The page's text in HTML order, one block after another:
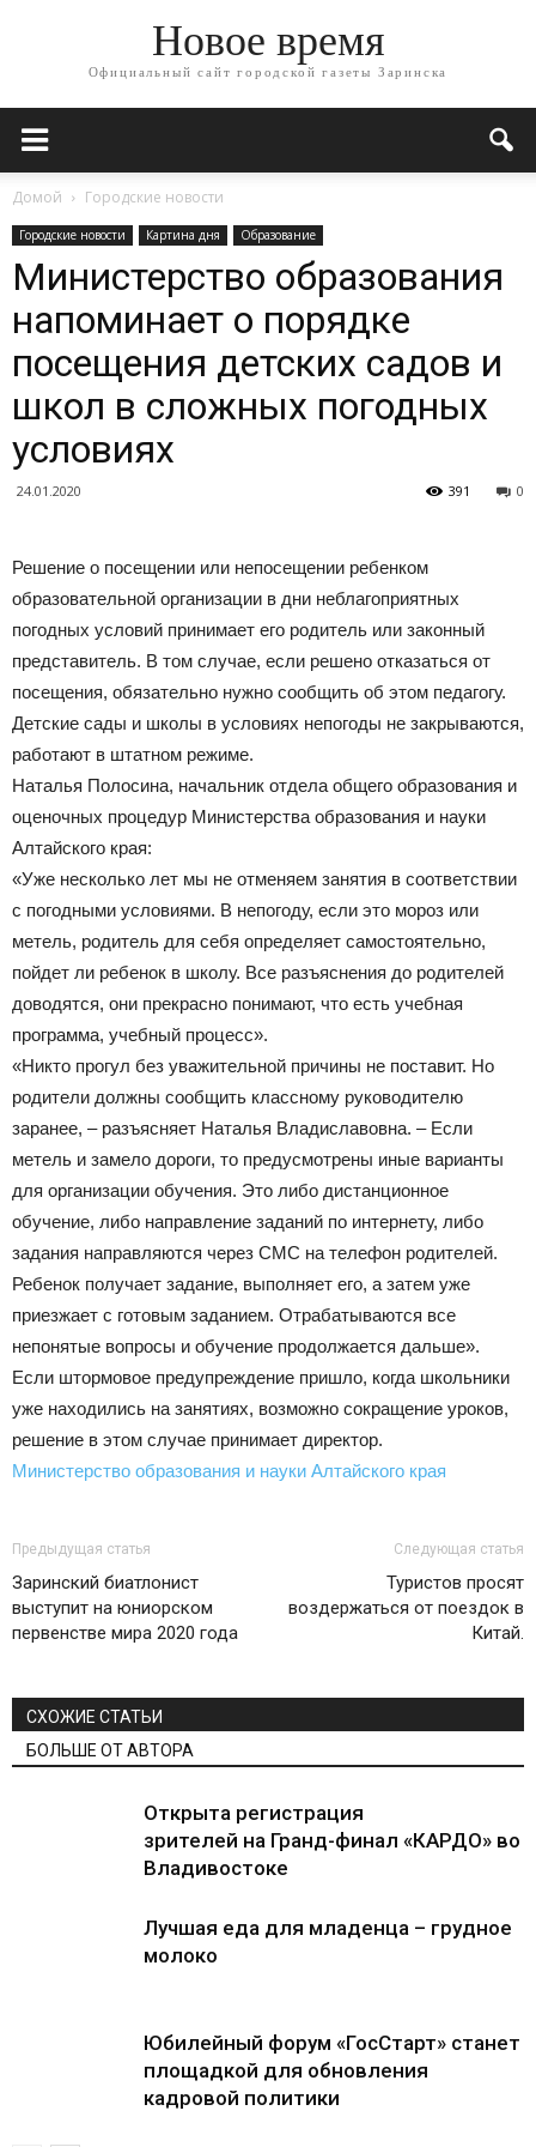
Новое время
Официальный сайт городской газеты Заринска
Домой Городские новости
Городские новости Картина дня Образование
Министерство образования
напоминает о порядке
посещения детских садов и
школ в сложных погодных
условиях
24.01.2020 0
391
Решение о посещении или непосещении ребенком
образовательной организации в дни неблагоприятных
погодных условий принимает его родитель или законный
представитель. В том случае, если решено отказаться от
посещения, обязательно нужно сообщить об этом педагогу.
Детские сады и школы в условиях непогоды не закрываются,
работают в штатном режиме.
Наталья Полосина, начальник отдела общего образования и
оценочных процедур Министерства образования и науки
Алтайского края:
«Уже несколько лет мы не отменяем занятия в соответствии
с погодными условиями. В непогоду, если это мороз или
метель, родитель для себя определяет самостоятельно,
пойдет ли ребенок в школу. Все разъяснения до родителей
доводятся, они прекрасно понимают, что есть учебная
программа, учебный процесс».
«Никто прогул без уважительной причины не поставит. Но
родители должны сообщить классному руководителю
заранее, – разъясняет Наталья Владиславовна. – Если
метель и замело дороги, то предусмотрены иные варианты
для организации обучения. Это либо дистанционное
обучение, либо направление заданий по интернету, либо
задания направляются через СМС на телефон родителей.
Ребенок получает задание, выполняет его, а затем уже
приезжает с готовым заданием. Отрабатываются все
непонятые вопросы и обучение продолжается дальше».
Если штормовое предупреждение пришло, когда школьники
уже находились на занятиях, возможно сокращение уроков,
решение в этом случае принимает директор.
Министерство образования и науки Алтайского края
Предыдущая статья
Заринский биатлонист
выступит на юниорском
первенстве мира 2020 года
Следующая статья
Туристов просят
воздержаться от поездок в
Китай.
СХОЖИЕ СТАТЬИ
БОЛЬШЕ ОТ АВТОРА
Открыта регистрация
зрителей на Гранд-финал «КАРДО» во
Владивостоке
Лучшая еда для младенца – грудное
молоко
Юбилейный форум «ГосСтарт» станет
площадкой для обновления
кадровой политики